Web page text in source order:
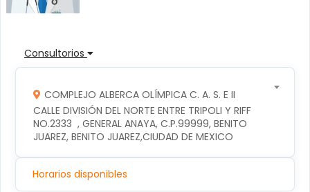
Consultorios
COMPLEJO ALBERCA OLÍMPICA C. A. S. E II
CALLE DIVISIÓN DEL NORTE ENTRE TRIPOLI Y RIFF
NO.2333  , GENERAL ANAYA, C.P.99999, BENITO
JUAREZ, BENITO JUAREZ,CIUDAD DE MEXICO
Horarios disponibles